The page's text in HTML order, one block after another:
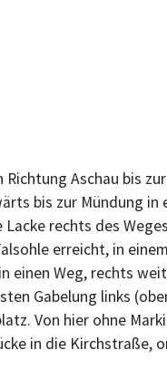
Aschau bis
bis zur Mündung
rechts des
erreicht, in
Weg, rechts
Gabelung links
Von hier ohne
in die Kirchstraße,